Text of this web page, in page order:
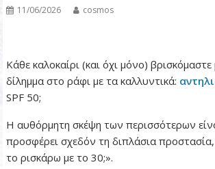
11/06/2026 cosmos
Κάθε καλοκαίρι (και όχι μόνο)
δίλημμα στο ράφι με τα καλλυντικά:
SPF 50;
Η αυθόρμητη σκέψη των περισσότερων
προσφέρει σχεδόν τη διπλάσια
το ρισκάρω με το 30;».